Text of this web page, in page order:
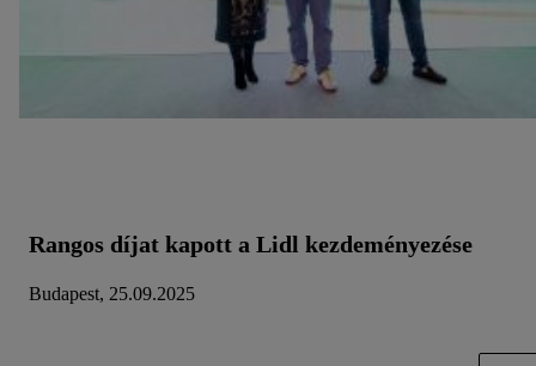
Rangos díjat kapott a Lidl kezdeményezése
Budapest, 25.09.2025